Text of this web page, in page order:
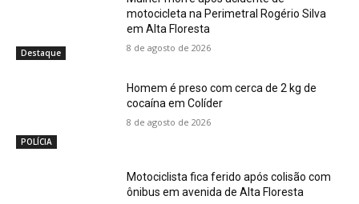
Destaque
motocicleta na Perimetral Rogério Silva
em Alta Floresta
8 de agosto de 2026
POLÍCIA
Homem é preso com cerca de 2 kg de
cocaína em Colíder
8 de agosto de 2026
Motociclista fica ferido após colisão com
ônibus em avenida de Alta Floresta